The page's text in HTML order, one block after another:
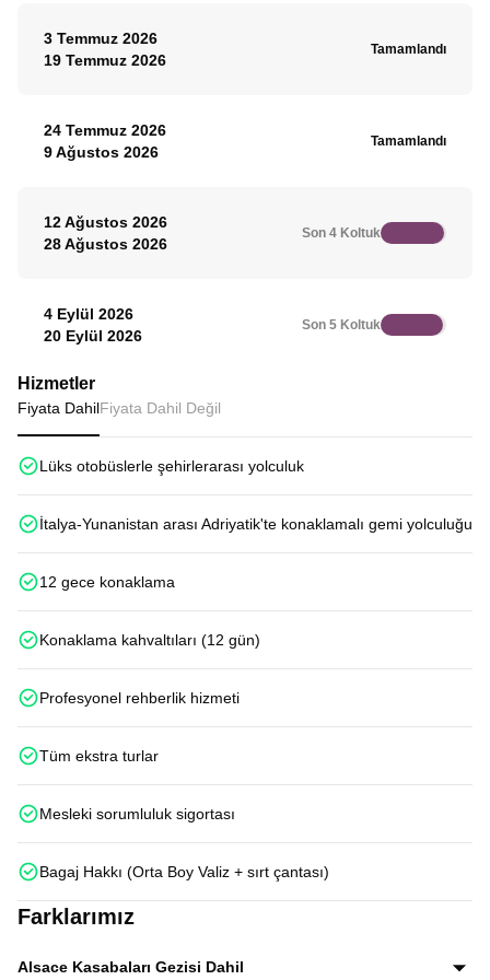
3 Temmuz 2026
19 Temmuz 2026
Tamamlandı
24 Temmuz 2026
9 Ağustos 2026
Tamamlandı
12 Ağustos 2026
28 Ağustos 2026
Son 4 Koltuk
4 Eylül 2026
20 Eylül 2026
Son 5 Koltuk
Hizmetler
Fiyata DahilFiyata Dahil Değil
Lüks otobüslerle şehirlerarası yolculuk
İtalya-Yunanistan arası Adriyatik'te konaklamalı gemi yolculuğu
12 gece konaklama
Konaklama kahvaltıları (12 gün)
Profesyonel rehberlik hizmeti
Tüm ekstra turlar
Mesleki sorumluluk sigortası
Bagaj Hakkı (Orta Boy Valiz + sırt çantası)
Farklarımız
Alsace Kasabaları Gezisi Dahil